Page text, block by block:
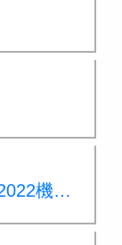
國際青少年創科奧林匹克大賽2022機械人項目 - 小學組